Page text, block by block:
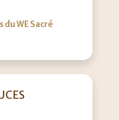
WE Sacré